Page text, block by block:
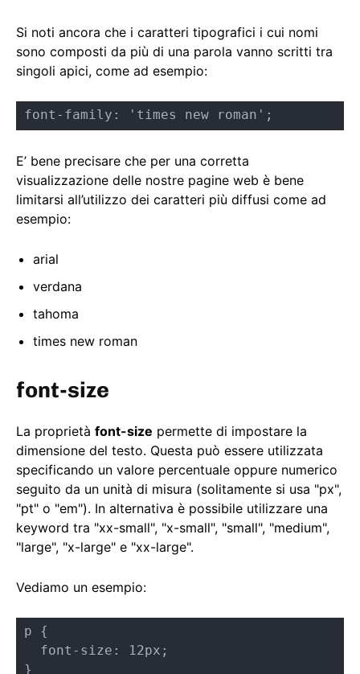
Si noti ancora che i caratteri tipografici i cui nomi
sono composti da più di una parola vanno scritti tra
singoli apici, come ad esempio:
font-family: 'times new roman';
E’ bene precisare che per una corretta
visualizzazione delle nostre pagine web è bene
limitarsi all’utilizzo dei caratteri più diffusi come ad
esempio:
arial
verdana
tahoma
times new roman
font-size
La proprietà font-size permette di impostare la
dimensione del testo. Questa può essere utilizzata
specificando un valore percentuale oppure numerico
seguito da un unità di misura (solitamente si usa "px",
"pt" o "em"). In alternativa è possibile utilizzare una
keyword tra "xx-small", "x-small", "small", "medium",
"large", "x-large" e "xx-large".
Vediamo un esempio:
p {
}